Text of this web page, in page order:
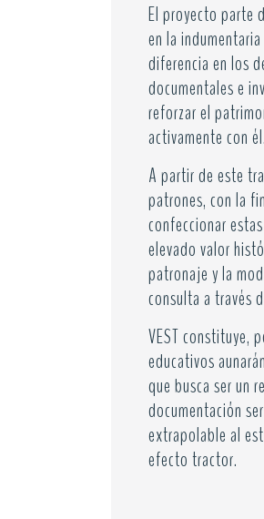
El proyecto parte
en la
diferencia en los
documentales e
reforzar el
activamente con él.
A partir de este
patrones, con la
confeccionar
elevado valor
patronaje y la
consulta a través
VEST constituye,
educativos
que busca ser un
documentación
extrapolable al
efecto tractor.